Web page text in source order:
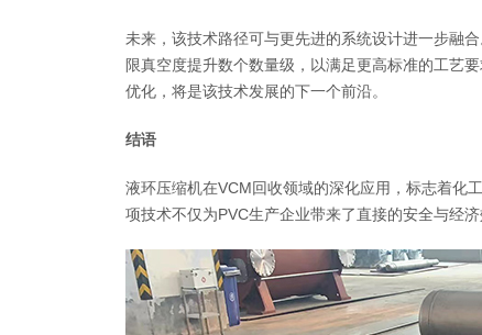
未来，该技术路径可与更先进的系统设计进一步融
限真空度提升数个数量级，以满足更高标准的工艺
优化，将是该技术发展的下一个前沿。
结语
液环压缩机在VCM回收领域的深化应用，标志着化
项技术不仅为PVC生产企业带来了直接的安全与经